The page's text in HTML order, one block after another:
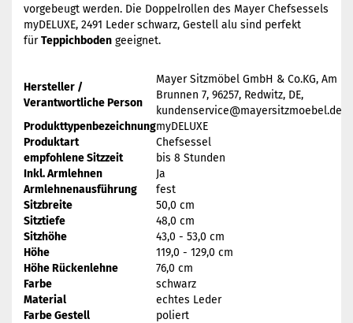
vorgebeugt werden. Die Doppelrollen des Mayer Chefsessels
myDELUXE, 2491 Leder schwarz, Gestell alu sind perfekt
fürTeppichboden geeignet.
Hersteller /
Verantwortliche Person
Mayer Sitzmöbel GmbH & Co.KG, Am
Brunnen 7, 96257, Redwitz, DE,
kundenservice@mayersitzmoebel.de
ProdukttypenbezeichnungmyDELUXE
Produktart
Chefsessel
empfohlene Sitzzeit
bis 8 Stunden
Inkl. Armlehnen
Ja
Armlehnenausführung
fest
Sitzbreite
50,0 cm
Sitztiefe
48,0 cm
Sitzhöhe
43,0 - 53,0 cm
Höhe
119,0 - 129,0 cm
Höhe Rückenlehne
76,0 cm
Farbe
schwarz
Material
echtes Leder
Farbe Gestell
poliert